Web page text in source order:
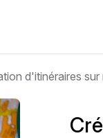
d'itinéraires sur